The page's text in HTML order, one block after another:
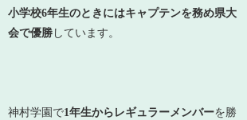
小学校6年生のときにはキャプテンを務め県大
会で優勝 しています。
神村学園で1年生からレギュラーメンバーを勝